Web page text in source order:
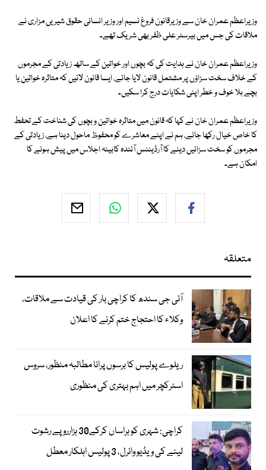
وزیراعظم عمران خان سے وزیرقانون فروغ نسیم اور وزیر انسانی حقوق شیریں مزاری نے
ملاقات کی جس میں بیرسٹر علی ظفر بھی شریک تھے۔
وزیراعظم عمران خان نے ہدایت کی کہ بچوں اور خواتین کے ساتھ زیادتی کے مجرموں
کے خلاف سخت سزاؤں پر مشتمل قانون لایا جائے، ایسا قانون لائیں کہ متاثرہ خواتین یا
بچے بلا خوف و خطر اپنی شکایات درج کرا سکیں۔
وزیراعظم عمران خان نے کہا کہ قانون میں متاثرہ خواتین و بچوں کی شناخت کے تحفط
کا خاص خیال رکھا جائے، ہم نے اپنے معاشرے کو محفوظ ماحول دینا ہے، زیادتی کے
مجرموں کو سخت سزائیں دینے کا آرڈیننس آئندہ کابینہ اجلاس میں پیش ہونے کا
امکان ہے۔
متعلقہ
آئی جی سندھ کا کراچی بار کی قیادت سے ملاقات،
وکلاء کا احتجاج ختم کرنے کا اعلان
ریلوے پولیس کا برسوں پرانا مطالبہ منظور، سروس
اسٹرکچر میں اہم بہتری کی منظوری
کراچی: شہری کو ہراساں کرکے30 ہزارروپے رشوت
لینے کی ویڈیو وائرل، 3 پولیس اہلکار معطل